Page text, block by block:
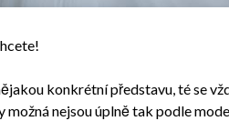
konkrétní představu, té se
možná nejsou úplně tak podle